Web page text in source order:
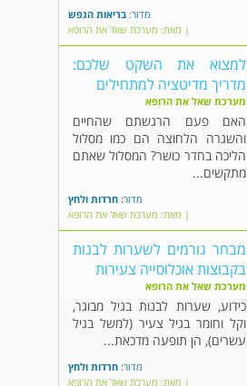
מדור:בריאות הנפש
| מאת: מערכת שאל את הרופא
למצוא את השקט שלכם:
מדריך מדיטציה למתחילים
מערכת שאל את הרופא
האם פעם הרגשתם שהחיים
והשגרה הלחוצה הם כמו מסלול
הליכה בחדר כושר? המסלול שאתם
מתקשים...
מדור:חרדות ולחץ
| מאת: מערכת שאל את הרופא
מבחר גורמים לשערות לבנות
בקבוצות אוכלוסייה צעירות
מערכת שאל את הרופא
כידוע, שערות לבנות בגיל מבוגר,
וקל וחומר בגיל צעיר (למשל בגיל
עשרים), הן תופעה מדכאת...
מדור:חרדות ולחץ
| מאת: מערכת שאל את הרופא